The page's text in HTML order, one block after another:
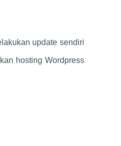
update sendiri
hosting Wordpress